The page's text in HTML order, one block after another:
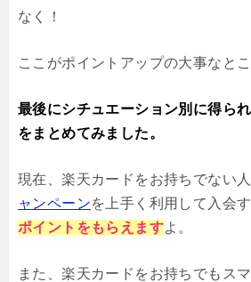
なく！
ここがポイントアップの大事なとこ
最後にシチュエーション別に得ら
をまとめてみました。
現在、楽天カードをお持ちでない
ャンペーンを上手く利用して入会す
ポイントをもらえますよ。
また、楽天カードをお持ちでもス